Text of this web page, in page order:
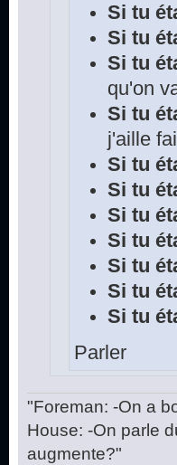
Si tu
Si tu
Si tu
qu'on
Si tu
j'aille
Si tu
Si tu
Si tu
Si tu
Si tu
Si tu
Si tu
Parler
"Foreman: -On a
House: -On parle
augmente?"